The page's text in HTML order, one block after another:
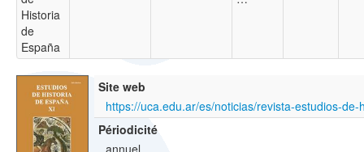
Historia
de
España
Site web
Périodicité